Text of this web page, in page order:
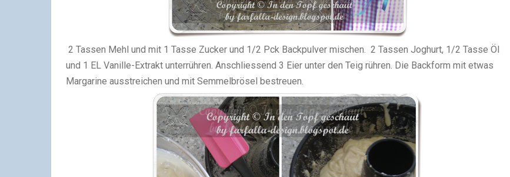
2 Tassen Mehl und mit 1 Tasse Zucker und 1/2 Pck Backpulver mischen. 2 Tassen Joghurt, 1/2 Tasse Öl
und 1 EL Vanille-Extrakt unterrühren. Anschliessend 3 Eier unter den Teig rühren. Die Backform mit etwas
Margarine ausstreichen und mit Semmelbrösel bestreuen.